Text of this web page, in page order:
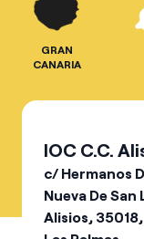
GRAN
CANARIA
IOC C.C.
c/ Hermanos
Nueva De
Alisios,